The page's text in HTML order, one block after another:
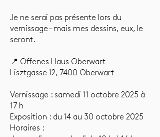
Je ne serai pas présente lors du
vernissage – mais mes dessins, eux, le
seront.
📍 Offenes Haus Oberwart
Lisztgasse 12, 7400 Oberwart
Vernissage : samedi 11 octobre 2025 à
17 h
Exposition : du 14 au 30 octobre 2025
Horaires :